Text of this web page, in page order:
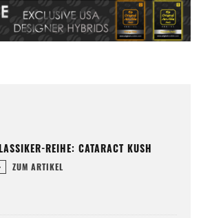
REIHE: CATARACT KUSH
ZUM ARTIKEL